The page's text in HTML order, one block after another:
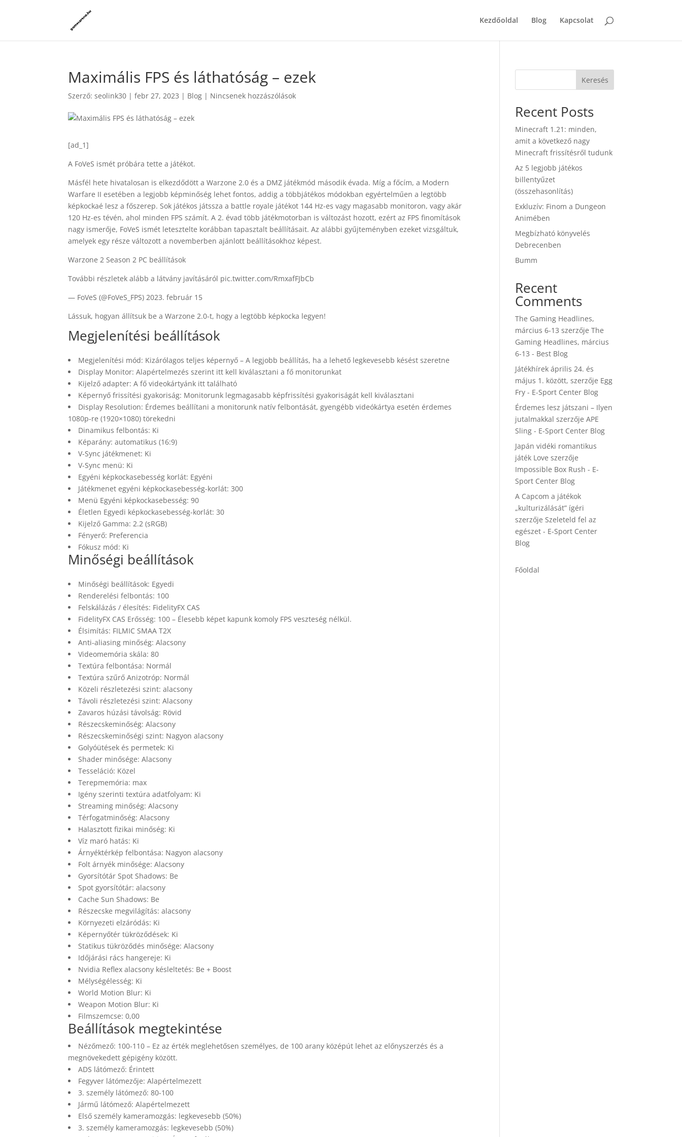
Kezdőoldal Blog Kapcsolat
Maximális FPS és láthatóság – ezek
Szerző:seolink30 |febr 27, 2023 | Blog | Nincsenek hozzászólások
[ad_1]
A FoVeS ismét próbára tette a játékot.
Másfél hete hivatalosan is elkezdődött a Warzone 2.0 és a DMZ játékmód második évada. Míg a főcím, a Modern
Warfare II esetében a legjobb képminőség lehet fontos, addig a többjátékos módokban egyértelműen a legtöbb
képkockaé lesz a főszerep. Sok játékos játssza a battle royale játékot 144 Hz-es vagy magasabb monitoron, vagy akár
120 Hz-es tévén, ahol minden FPS számít. A 2. évad több játékmotorban is változást hozott, ezért az FPS finomítások
nagy ismerője, FoVeS ismét letesztelte korábban tapasztalt beállításait. Az alábbi gyűjteményben ezeket vizsgáltuk,
amelyek egy része változott a novemberben ajánlott beállításokhoz képest.
Warzone 2 Season 2 PC beállítások
További részletek alább a látvány javításáról pic.twitter.com/RmxafFJbCb
— FoVeS (@FoVeS_FPS) 2023. február 15
Lássuk, hogyan állítsuk be a Warzone 2.0-t, hogy a legtöbb képkocka legyen!
Megjelenítési beállítások
Megjelenítési mód: Kizárólagos teljes képernyő – A legjobb beállítás, ha a lehető legkevesebb késést szeretne
Display Monitor: Alapértelmezés szerint itt kell kiválasztani a fő monitorunkat
Kijelző adapter: A fő videokártyánk itt található
Képernyő frissítési gyakoriság: Monitorunk legmagasabb képfrissítési gyakoriságát kell kiválasztani
Display Resolution: Érdemes beállítani a monitorunk natív felbontását, gyengébb videókártya esetén érdemes
1080p-re (1920×1080) törekedni
Dinamikus felbontás: Ki
Képarány: automatikus (16:9)
V-Sync játékmenet: Ki
V-Sync menü: Ki
Egyéni képkockasebesség korlát: Egyéni
Játékmenet egyéni képkockasebesség-korlát: 300
Menü Egyéni képkockasebesség: 90
Életlen Egyedi képkockasebesség-korlát: 30
Kijelző Gamma: 2.2 (sRGB)
Fényerő: Preferencia
Fókusz mód: Ki
Minőségi beállítások
Minőségi beállítások: Egyedi
Renderelési felbontás: 100
Felskálázás / élesítés: FidelityFX CAS
FidelityFX CAS Erősség: 100 – Élesebb képet kapunk komoly FPS veszteség nélkül.
Élsimítás: FILMIC SMAA T2X
Anti-aliasing minőség: Alacsony
Videomemória skála: 80
Textúra felbontása: Normál
Textúra szűrő Anizotróp: Normál
Közeli részletezési szint: alacsony
Távoli részletezési szint: Alacsony
Zavaros húzási távolság: Rövid
Részecskeminőség: Alacsony
Részecskeminőségi szint: Nagyon alacsony
Golyóütések és permetek: Ki
Shader minősége: Alacsony
Tesseláció: Közel
Terepmemória: max
Igény szerinti textúra adatfolyam: Ki
Streaming minőség: Alacsony
Térfogatminőség: Alacsony
Halasztott fizikai minőség: Ki
Víz maró hatás: Ki
Árnyéktérkép felbontása: Nagyon alacsony
Folt árnyék minősége: Alacsony
Gyorsítótár Spot Shadows: Be
Spot gyorsítótár: alacsony
Cache Sun Shadows: Be
Részecske megvilágítás: alacsony
Környezeti elzáródás: Ki
Képernyőtér tükröződések: Ki
Statikus tükröződés minősége: Alacsony
Időjárási rács hangereje: Ki
Nvidia Reflex alacsony késleltetés: Be + Boost
Mélységélesség: Ki
World Motion Blur: Ki
Weapon Motion Blur: Ki
Filmszemcse: 0,00
Beállítások megtekintése
Nézőmező: 100-110 – Ez az érték meglehetősen személyes, de 100 arany középút lehet az előnyszerzés és a
megnövekedett gépigény között.
ADS látómező: Érintett
Fegyver látómezője: Alapértelmezett
3. személy látómező: 80-100
Jármű látómező: Alapértelmezett
Első személy kameramozgás: legkevesebb (50%)
3. személy kameramozgás: legkevesebb (50%)
Keresés
Recent Posts
Minecraft 1.21: minden,
amit a következő nagy
Minecraft frissítésről tudunk
Az 5 legjobb játékos
billentyűzet
(összehasonlítás)
Exkluzív: Finom a Dungeon
Animében
Megbízható könyvelés
Debrecenben
Bumm
Recent
Comments
The Gaming Headlines,
március 6-13 szerzőjeThe
Gaming Headlines, március
6-13 - Best Blog
Játékhírek április 24. és
május 1. között, szerzője Egg
Fry - E-Sport Center Blog
Érdemes lesz játszani – Ilyen
jutalmakkal szerzőjeAPE
Sling - E-Sport Center Blog
Japán vidéki romantikus
játék Love szerzője
Impossible Box Rush - E-
Sport Center Blog
A Capcom a játékok
„kulturizálását” ígéri
szerzőjeSzeleteld fel az
egészet - E-Sport Center
Blog
Főoldal